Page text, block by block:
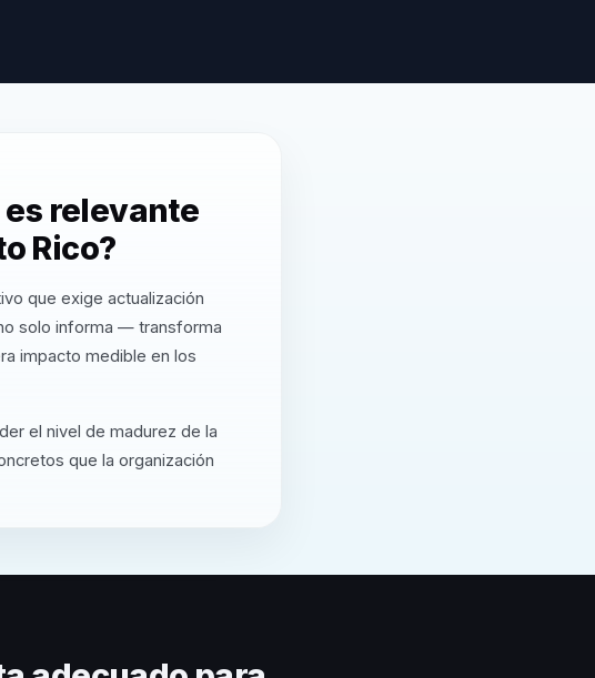
relevante
Rico?
que exige actualización
solo informa — transforma
impacto medible en los
el nivel de madurez de la
que la organización